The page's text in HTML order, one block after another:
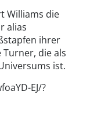
Williams die
alias
ihrer
Turner, die als
ist.
EJ/?